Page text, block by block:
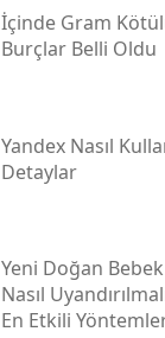
İçinde Gram
Burçlar Belli Oldu
Yandex Nasıl
Detaylar
Yeni Doğan
Nasıl
En Etkili